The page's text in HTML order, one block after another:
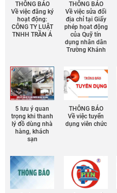
THÔNG BÁO
Về việc đăng ký
hoạt động:
CÔNG TY LUẬT
TNHH TRẦN Á
THÔNG BÁO
Về việc sửa đổi
địa chỉ tại Giấy
phép họat động
của Quỹ tín
dụng nhân dân
Trường Khánh
5 lưu ý quan
trọng khi thanh
lý đồ dùng nhà
hàng, khách
sạn
THÔNG BÁO
Về việc tuyển
dụng viên chức